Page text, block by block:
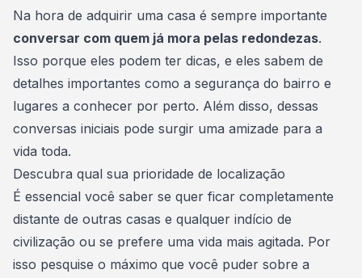
Na hora de adquirir uma casa é sempre importante
conversar com quem já mora pelas redondezas.
Isso porque eles podem ter dicas, e eles sabem de
detalhes importantes como a segurança do bairro e
lugares a conhecer por perto. Além disso, dessas
conversas iniciais pode surgir uma amizade para a
vida toda.
Descubra qual sua prioridade de localização
É essencial você saber se quer ficar completamente
distante de outras casas e qualquer indício de
civilização ou se prefere uma vida mais agitada. Por
isso pesquise o máximo que você puder sobre a